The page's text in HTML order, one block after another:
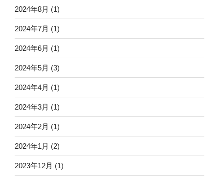
2024年8月 (1)
2024年7月 (1)
2024年6月 (1)
2024年5月 (3)
2024年4月 (1)
2024年3月 (1)
2024年2月 (1)
2024年1月 (2)
2023年12月 (1)